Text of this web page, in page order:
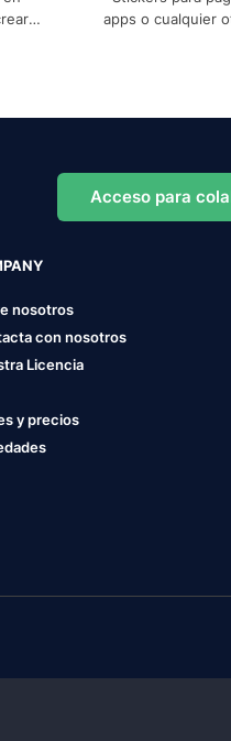
apps o cualquier
Acceso para
nosotros
con nosotros
Licencia
y precios